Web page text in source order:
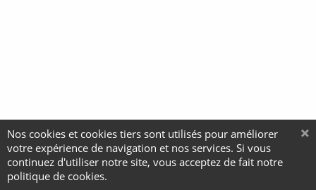
Nos cookies et cookies tiers sont utilisés pour améliorer
votre expérience de navigation et nos services. Si vous
continuez d'utiliser notre site, vous acceptez de fait notre
politique de cookies.